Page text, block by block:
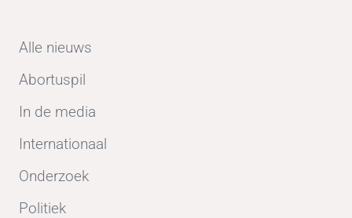
Alle nieuws
Abortuspil
In de media
Internationaal
Onderzoek
Politiek